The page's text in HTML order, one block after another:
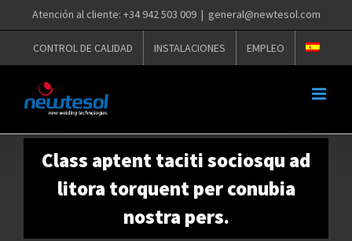
contenido
Atención al cliente: +34 942 503 009 | general@newtesol.com
CONTROL DE CALIDAD INSTALACIONES EMPLEO
Class aptent taciti sociosqu ad
litora torquent per conubia
nostra pers.